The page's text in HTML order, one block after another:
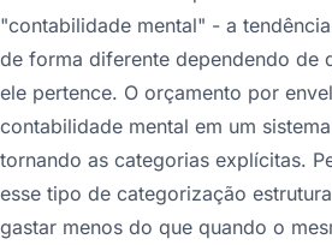
"contabilidade mental" - a
de forma diferente dependendo de
ele pertence. O orçamento por
contabilidade mental em um
tornando as categorias explícitas.
esse tipo de categorização
gastar menos do que quando o